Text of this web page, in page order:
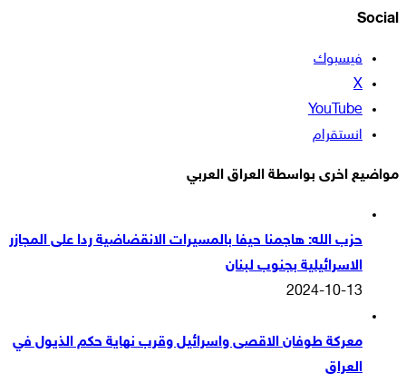
Social
فيسبوك
‫X
‫YouTube
انستقرام
مواضيع اخرى بواسطة العراق العربي
حزب الله: هاجمنا حيفا بالمسيرات الانقضاضية ردا على المجازر
الاسرائيلية بجنوب لبنان
2024-10-13
معركة طوفان الاقصى واسرائيل وقرب نهاية حكم الذيول في
العراق